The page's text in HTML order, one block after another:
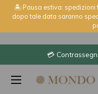
🏝️ Pausa estiva: spedizioni
dopo tale data saranno
Passa ai contenuti
Menu